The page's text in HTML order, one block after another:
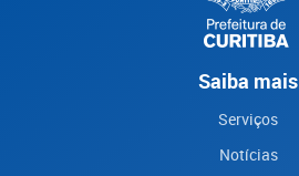
Saiba mais
Serviços
Notícias